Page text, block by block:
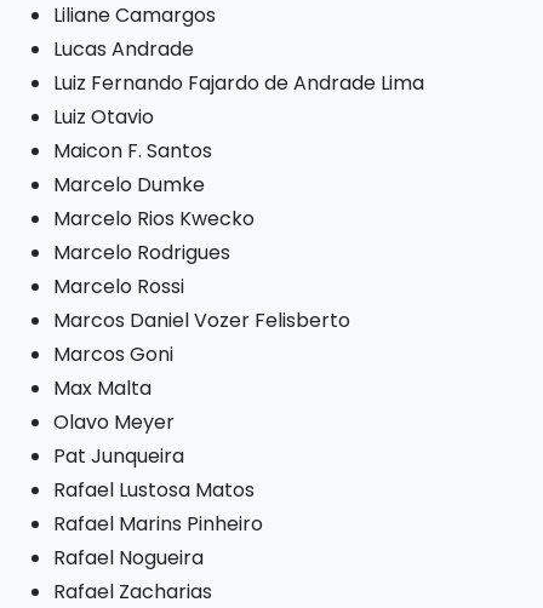
Liliane Camargos
Lucas Andrade
Luiz Fernando Fajardo de Andrade Lima
Luiz Otavio
Maicon F. Santos
Marcelo Dumke
Marcelo Rios Kwecko
Marcelo Rodrigues
Marcelo Rossi
Marcos Daniel Vozer Felisberto
Marcos Goni
Max Malta
Olavo Meyer
Pat Junqueira
Rafael Lustosa Matos
Rafael Marins Pinheiro
Rafael Nogueira
Rafael Zacharias